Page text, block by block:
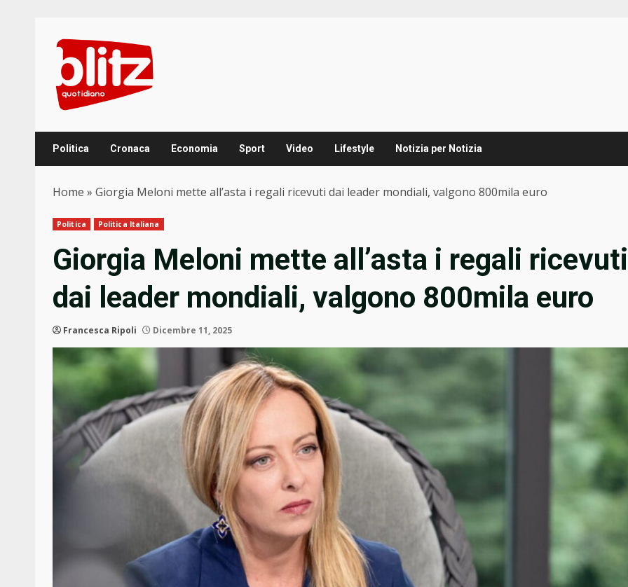
content
Politica Cronaca Economia Sport Video Lifestyle Notizia per Notizia
Home » Giorgia Meloni mette all’asta i regali ricevuti dai leader mondiali, valgono 800mila euro
Politica Politica Italiana
Giorgia Meloni mette all’asta i regali ricevuti
dai leader mondiali, valgono 800mila euro
Francesca Ripoli Dicembre 11, 2025